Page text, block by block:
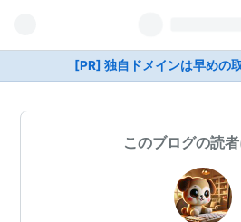
[PR] 独自ドメインは早めの
このブログの読